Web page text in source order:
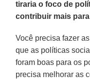
tiraria o foco de
contribuir mais
Você precisa fazer
que as políticas
foram boas para os
precisa melhorar as